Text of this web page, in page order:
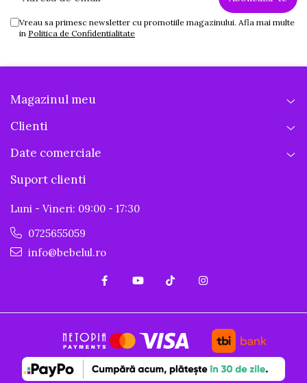
Vreau sa primesc newsletter cu promotiile magazinului. Afla mai multe
in Politica de Confidentialitate
Magazinul meu
Clienti
Date comerciale
Suport clienti
Luni - Vineri: 09:00 - 17:30
0725655059
info@bebelul.ro